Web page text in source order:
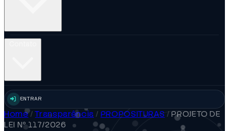
ENTRAR
Home / Transparência / PROPOSITURAS / PROJETO DE
LEI Nº 117/2026